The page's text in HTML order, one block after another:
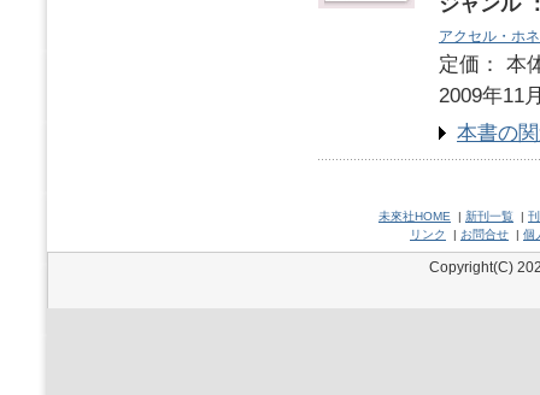
アクセル・ホ
定価：
2009年11
本書の
未來社HOME | 新刊一覧 |
リンク
| お問合せ | 個
Copyright(C)